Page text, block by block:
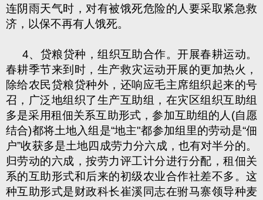
连阴雨天气时，对有被饿死危险的人要采取紧急救
济，以保不再有人饿死。
4、贷粮贷种，组织互助合作。开展春耕运动。
春耕季节来到时，生产救灾运动开展的更加热火，
除给农民贷粮贷种外，还响应毛主席组织起来的号
召，广泛地组织了生产互助组，在灾区组织互助组
多是采用租佃关系互助形式，参加互助组的人(自愿
结合)都将土地入组是“地主"都参加组里的劳动是“佃
户”收获多是土地四成劳力分六成，也有对半分的。
归劳动的六成，按劳力评工计分进行分配，租佃关
系的互助形式和后来的初级农业合作社差不多。这
种互助形式是财政科长崔溪同志在驸马寨领导种麦